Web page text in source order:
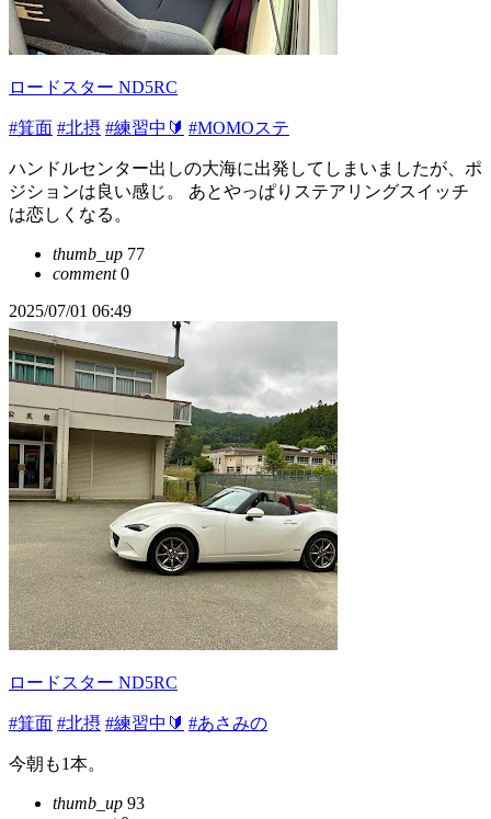
ロードスター ND5RC
#箕面 #北摂 #練習中🔰 #MOMOステ
ハンドルセンター出しの大海に出発してしまいましたが、ポ
ジションは良い感じ。 あとやっぱりステアリングスイッチ
は恋しくなる。
thumb_up 77
comment0
2025/07/01 06:49
ロードスター ND5RC
#箕面 #北摂 #練習中🔰 #あさみの
今朝も1本。
thumb_up 93